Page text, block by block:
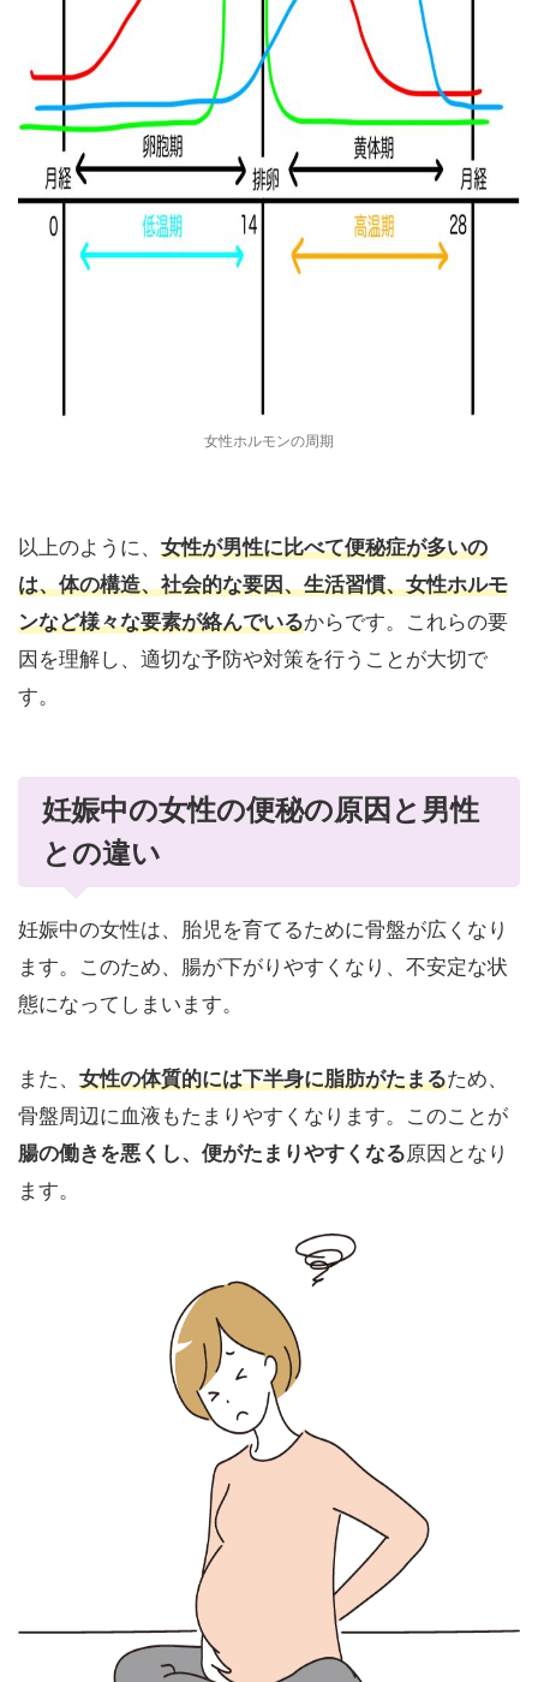
女性ホルモンの周期
以上のように、 女性が男性に比べて便秘症が多いの
は、体の構造、社会的な要因、生活習慣、女性ホルモ
ンなど様々な要素が絡んでいるからです。これらの要
因を理解し、適切な予防や対策を行うことが大切で
す。
妊娠中の女性の便秘の原因と男性
との違い
妊娠中の女性は、胎児を育てるために骨盤が広くなり
ます。このため、腸が下がりやすくなり、不安定な状
態になってしまいます。
また、 女性の体質的には下半身に脂肪がたまるため、
骨盤周辺に血液もたまりやすくなります。このことが
腸の働きを悪くし、便がたまりやすくなる原因となり
ます。